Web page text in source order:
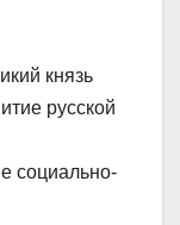
князь
русской
социально-